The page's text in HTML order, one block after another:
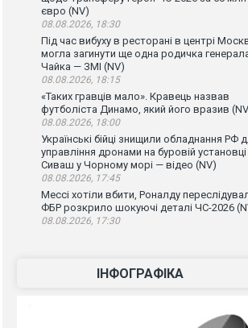
євро (NV)
08.08.2026, 18:30
Під час вибуху в ресторані в центрі
могла загинути ще одна родичка
Чайка — ЗМІ (NV)
08.08.2026, 18:15
«Таких гравців мало». Кравець назвав
футболіста Динамо, який його вразив
08.08.2026, 18:00
Українські бійці знищили обладнання РФ
управління дронами на буровій установці
Сиваш у Чорному морі — відео (NV)
08.08.2026, 17:45
Мессі хотіли вбити, Роналду
ФБР розкрило шокуючі деталі ЧС-2026
08.08.2026, 17:30
ІНФОГРАФІКА